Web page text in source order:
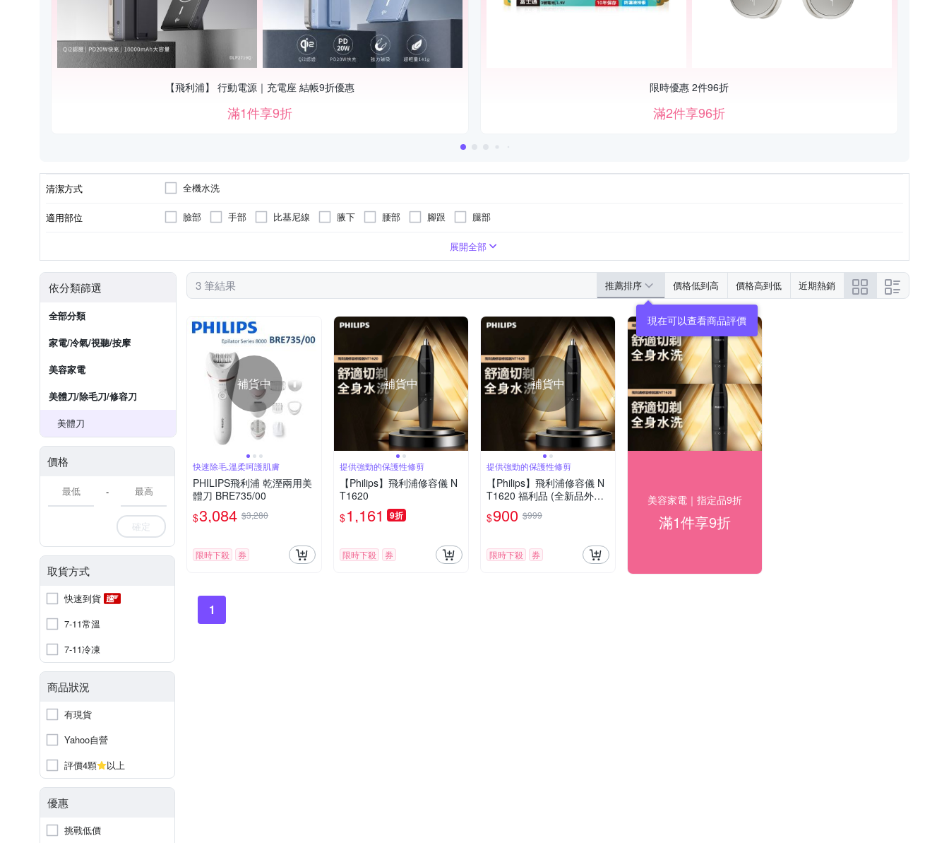
【飛利浦】 行動電源｜充電座 結帳9折優惠
滿1件享9折
限時優惠 2件96折
滿2件享96折
清潔方式 全機水洗
適用部位 臉部 手部 比基尼線 腋下 腰部 腳跟 腿部
展開全部
依分類篩選
全部分類
家電/冷氣/視聽/按摩
美容家電
美體刀/除毛刀/修容刀
美體刀
價格
-
確定
取貨方式
快速到貨
7-11常溫
7-11冷凍
商品狀況
有現貨
Yahoo自營
評價4顆
以上
優惠
挑戰低價
3 筆結果 推薦排序 價格低到高 價格高到低 近期熱銷
現在可以查看商品評價
補貨中
快速除毛,溫柔呵護肌膚
PHILIPS飛利浦 乾溼兩用美
體刀 BRE735/00
$3,084 $3,280
限時下殺 券
補貨中
提供強勁的保護性修剪
【Philips】飛利浦修容儀 N
T1620
$1,161 9折
限時下殺 券
補貨中
提供強勁的保護性修剪
【Philips】飛利浦修容儀 N
T1620 福利品 (全新品外盒
凹損)
$900 $999
限時下殺 券
美容家電｜指定品9折
滿1件享9折
1